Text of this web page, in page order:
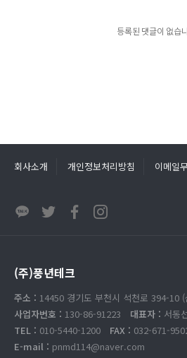
등록된 댓글이 없습
회사소개 개인정보처리방침 이메일
(주)풍년테크
주소 : 14450 경기도 부천시 석천로 394-10
사업자번호 : 130-86-91223 대표자 : 서동
TEL : 010-5440-1200 FAX : 032-671-
E-mail : pnmd114@naver.com